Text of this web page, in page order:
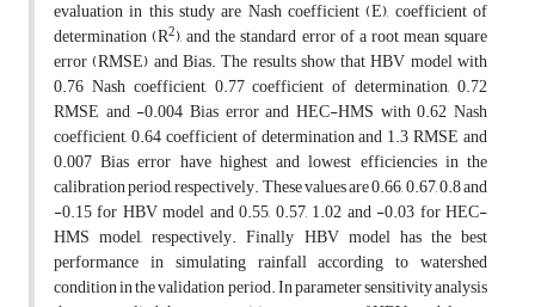
evaluation in this study are Nash coefficient (E), coefficient of
determination (R2), and the standard error of a root mean square
error (RMSE) and Bias. The results show that HBV model with
0.76 Nash coefficient, 0.77 coefficient of determination, 0.72
RMSE and -0.004 Bias error and HEC-HMS with 0.62 Nash
coefficient, 0.64 coefficient of determination and 1.3 RMSE and
0.007 Bias error have highest and lowest efficiencies in the
calibration period, respectively. These values are 0.66, 0.67, 0.8 and
-0.15 for HBV model and 0.55, 0.57, 1.02 and -0.03 for HEC-
HMS model, respectively. Finally HBV model has the best
performance in simulating rainfall according to watershed
condition in the validation period. In parameter sensitivity analysis